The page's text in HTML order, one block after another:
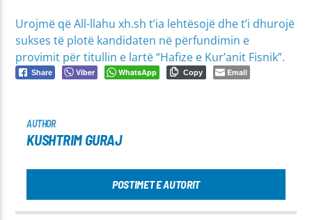
Urojmë që All-llahu xh.sh t’ia lehtësojë dhe t’i dhurojë
sukses të plotë kandidaten në përfundimin e
provimit për titullin e lartë “Hafize e Kur’anit Fisnik”.
Share Viber WhatsApp Copy Email
AUTHOR
KUSHTRIM GURAJ
POSTIMET E AUTORIT